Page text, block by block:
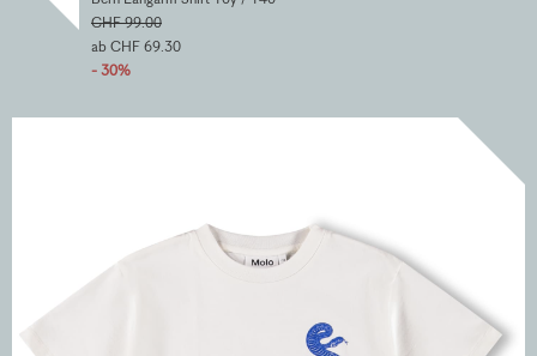
CHF 99.00
ab CHF 69.30
- 30%